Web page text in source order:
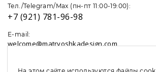
Тел./Telegram/Max (пн-пт 11:00-19:00):
+7 (921) 781-96-98
E-mail:
welcome@matryoshkadesign.com